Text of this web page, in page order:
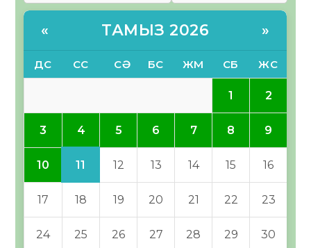
« ТАМЫЗ 2026 »
ДС СС СӘ БС ЖМ СБ ЖС
1 2
3 4 5 6 7 8 9
10 11 12 13 14 15 16
17 18 19 20 21 22 23
24 25 26 27 28 29 30